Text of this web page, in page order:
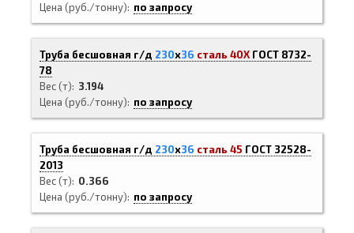
Цена (руб./тонну)
по запросу
Труба бесшовная г/д 230х36 сталь 40Х ГОСТ 8732-
78
Вес (т)
3.194
Цена (руб./тонну)
по запросу
Труба бесшовная г/д 230х36 сталь 45 ГОСТ 32528-
2013
Вес (т)
0.366
Цена (руб./тонну)
по запросу